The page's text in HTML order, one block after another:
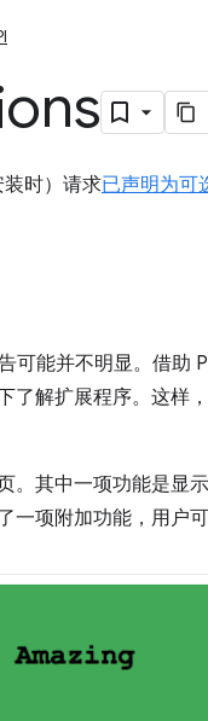
时）请求已声明为可
可能并不明显。借助
了解扩展程序。这样
。其中一项功能是显
项附加功能，用户